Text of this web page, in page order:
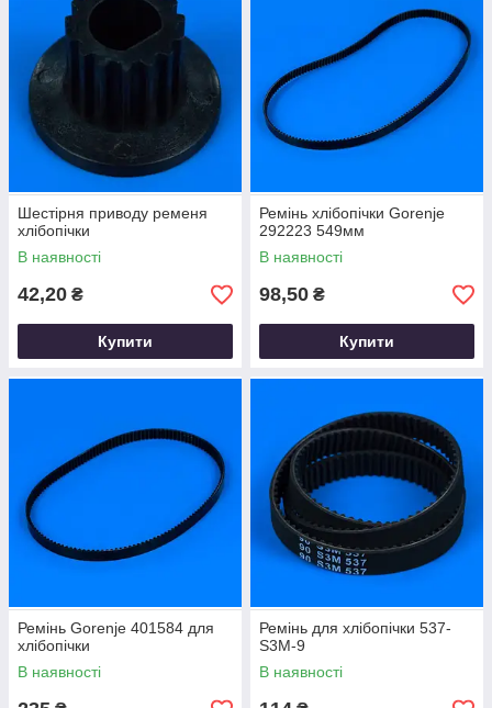
Шестірня приводу ременя
хлібопічки
В наявності
42,20 ₴
Купити
Ремінь хлібопічки Gorenje
292223 549мм
В наявності
98,50 ₴
Купити
Ремінь Gorenje 401584 для
хлібопічки
В наявності
Ремінь для хлібопічки 537-
S3M-9
В наявності